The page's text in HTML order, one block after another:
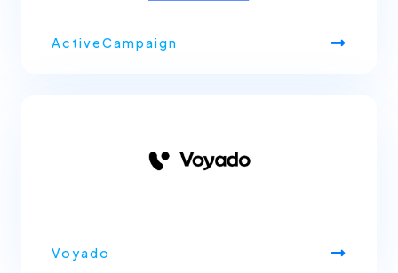
ActiveCampaign
Voyado